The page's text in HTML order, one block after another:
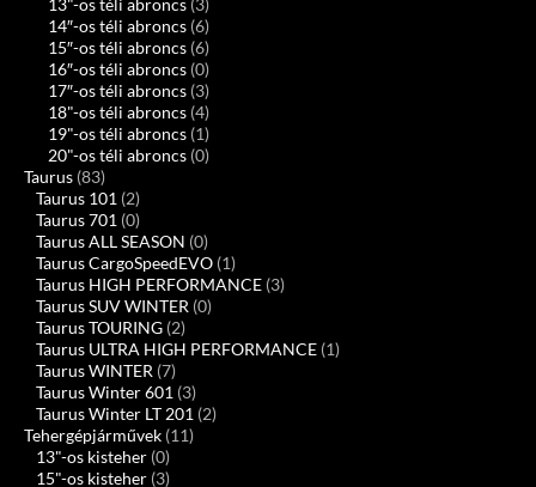
13"-os téli abroncs (3)
14″-os téli abroncs (6)
15″-os téli abroncs (6)
16″-os téli abroncs (0)
17″-os téli abroncs (3)
18"-os téli abroncs (4)
19"-os téli abroncs (1)
20"-os téli abroncs (0)
Taurus (83)
Taurus 101 (2)
Taurus 701 (0)
Taurus ALL SEASON (0)
Taurus CargoSpeedEVO (1)
Taurus HIGH PERFORMANCE (3)
Taurus SUV WINTER (0)
Taurus TOURING (2)
Taurus ULTRA HIGH PERFORMANCE (1)
Taurus WINTER (7)
Taurus Winter 601 (3)
Taurus Winter LT 201 (2)
Tehergépjárművek (11)
13"-os kisteher (0)
15"-os kisteher (3)